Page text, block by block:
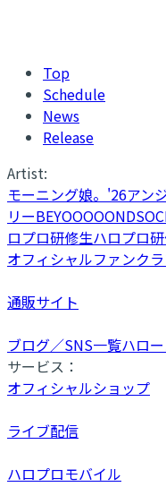
Top
Schedule
News
Release
Artist:
モーニング娘。'26アン
リーBEYOOOOONDS
ロプロ研修生ハロプロ
オフィシャルファンク
通販サイト
ブログ／SNS一覧ハロ
サービス：
オフィシャルショップ
ライブ配信
ハロプロモバイル